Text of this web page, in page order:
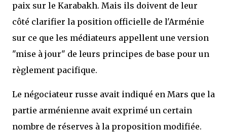
paix sur le Karabakh. Mais ils doivent de leur
côté clarifier la position officielle de l'Arménie
sur ce que les médiateurs appellent une version
"mise à jour" de leurs principes de base pour un
règlement pacifique.
Le négociateur russe avait indiqué en Mars que la
partie arménienne avait exprimé un certain
nombre de réserves à la proposition modifiée.